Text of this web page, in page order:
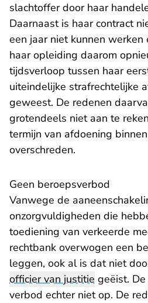
slachtoffer door haar
Daarnaast is haar contract
een jaar niet kunnen werken
haar opleiding daarom
tijdsverloop tussen haar
uiteindelijke strafrechtelijke
geweest. De redenen
grotendeels niet aan te
termijn van afdoening
overschreden.
Geen beroepsverbod
Vanwege de
onzorgvuldigheden die
toediening van verkeerde
rechtbank overwogen een
leggen, ook al is dat niet
officier van justitie geëist. De
verbod echter niet op. De